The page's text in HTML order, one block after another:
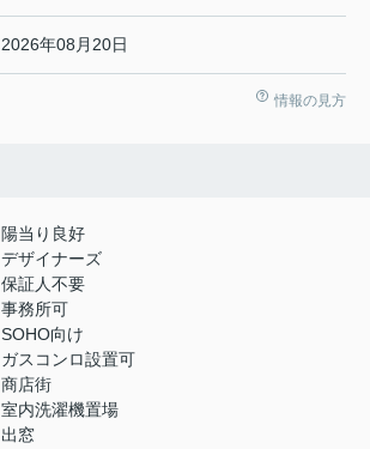
2026年08月20日
情報の見方
陽当り良好
デザイナーズ
保証人不要
事務所可
SOHO向け
ガスコンロ設置可
商店街
室内洗濯機置場
出窓